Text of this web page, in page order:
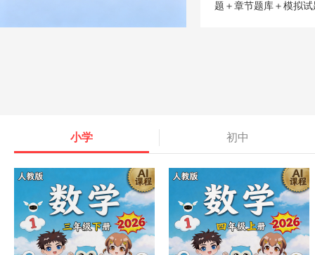
题＋章节题库＋模拟试
小学 初中